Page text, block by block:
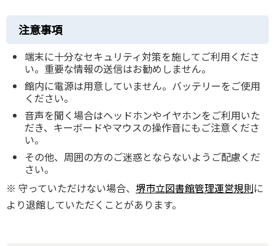
注意事項
端末に十分なセキュリティ対策を施してご利用くださ
い。重要な情報の送信はお勧めしません。
館内に電源は用意していません。バッテリーをご使用
ください。
音声を聞く場合はヘッドホンやイヤホンをご利用いた
だき、キーボードやマウスの操作音にもご注意くださ
い。
その他、周囲の方のご迷惑とならないようご配慮くだ
さい。
※ 守っていただけない場合、 堺市立図書館管理運営規則に
より退館していただくことがあります。